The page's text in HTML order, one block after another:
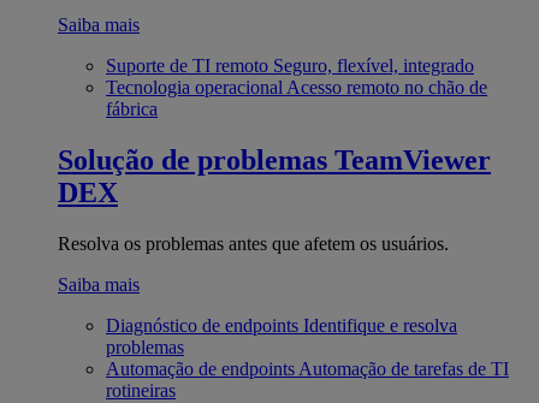
Saiba mais
Suporte de TI remoto Seguro, flexível, integrado
Tecnologia operacional Acesso remoto no chão de
fábrica
Solução de problemas TeamViewer
DEX
Resolva os problemas antes que afetem os usuários.
Saiba mais
Diagnóstico de endpoints Identifique e resolva
problemas
Automação de endpoints Automação de tarefas de TI
rotineiras